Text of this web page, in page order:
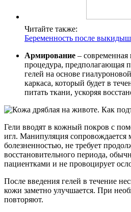
Читайте также:
Беременность после
Армирование – современная
процедура, предполагающая
гелей на основе
каркаса, который будет в
питать ткани, ускоряя
Гели вводят в кожный покров с
игл. Манипуляция сопровождается
болезненностью, не требует
восстановительного периода,
пациентками и не провоцирует
После введения гелей в течение
кожи заметно улучшается. При
повторяют.